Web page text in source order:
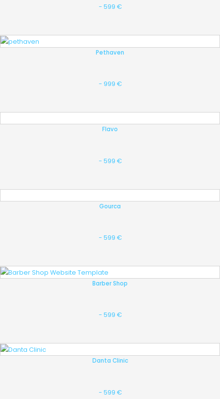
- 599 €
Pethaven
- 999 €
Flavo
- 599 €
Gourca
- 599 €
Barber Shop
- 599 €
Danta Clinic
- 599 €